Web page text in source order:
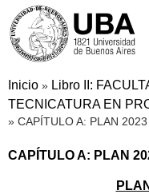
Inicio » Libro II:
TECNICATURA EN
» CAPÍTULO A: PLAN 2023
CAPÍTULO A: PLAN